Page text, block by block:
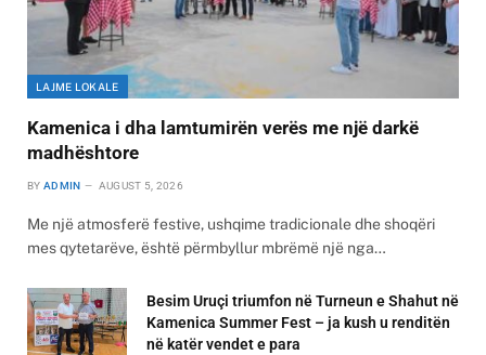
LAJME LOKALE
Kamenica i dha lamtumirën verës me një darkë
madhështore
BY ADMIN AUGUST 5, 2026
Me një atmosferë festive, ushqime tradicionale dhe shoqëri
mes qytetarëve, është përmbyllur mbrëmë një nga…
Besim Uruçi triumfon në Turneun e Shahut në
Kamenica Summer Fest – ja kush u renditën
në katër vendet e para